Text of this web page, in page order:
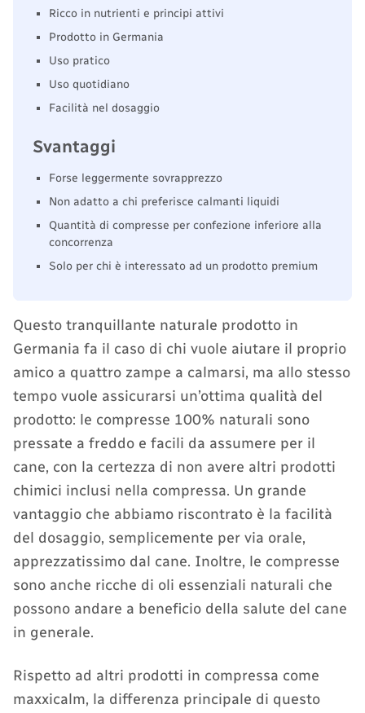
Ricco in nutrienti e principi attivi
Prodotto in Germania
Uso pratico
Uso quotidiano
Facilità nel dosaggio
Svantaggi
Forse leggermente sovrapprezzo
Non adatto a chi preferisce calmanti liquidi
Quantità di compresse per confezione inferiore alla
concorrenza
Solo per chi è interessato ad un prodotto premium
Questo tranquillante naturale prodotto in
Germania fa il caso di chi vuole aiutare il proprio
amico a quattro zampe a calmarsi, ma allo stesso
tempo vuole assicurarsi un’ottima qualità del
prodotto: le compresse 100% naturali sono
pressate a freddo e facili da assumere per il
cane, con la certezza di non avere altri prodotti
chimici inclusi nella compressa. Un grande
vantaggio che abbiamo riscontrato è la facilità
del dosaggio, semplicemente per via orale,
apprezzatissimo dal cane. Inoltre, le compresse
sono anche ricche di oli essenziali naturali che
possono andare a beneficio della salute del cane
in generale.
Rispetto ad altri prodotti in compressa come
maxxicalm, la differenza principale di questo